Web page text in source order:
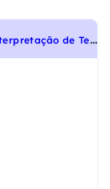
U
EFS 2009 - Português - Interpretação de Textos, Uso dos conectivos, Homonímia, Paronímia, Sinonímia e Antonímia, Sintaxe